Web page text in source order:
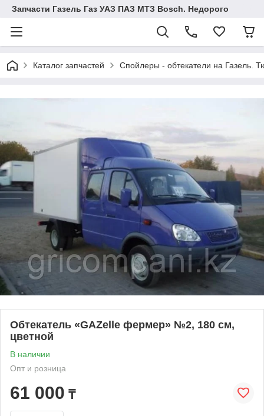
Запчасти Газель Газ УАЗ ПАЗ МТЗ Bosch. Недорого
Каталог запчастей Спойлеры - обтекатели на Газель.
Обтекатель «GAZelle фермер» №2, 180 см,
цветной
В наличии
Опт и розница
61 000 ₸